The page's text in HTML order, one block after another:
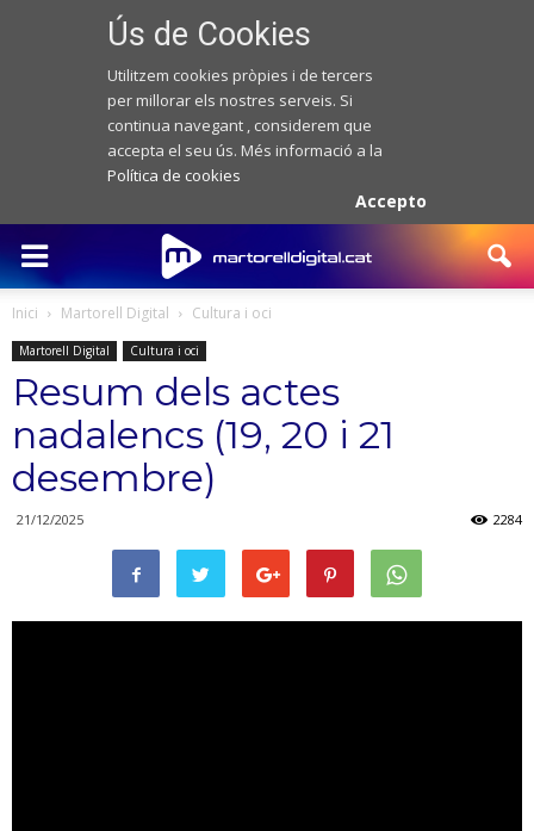
Ús de Cookies
Utilitzem cookies pròpies i de tercers
per millorar els nostres serveis. Si
continua navegant , considerem que
accepta el seu ús. Més informació a la
Política de cookies
Accepto
Inici Martorell Digital Cultura i oci
Martorell Digital Cultura i oci
Resum dels actes
nadalencs (19, 20 i 21
desembre)
21/12/2025 2284